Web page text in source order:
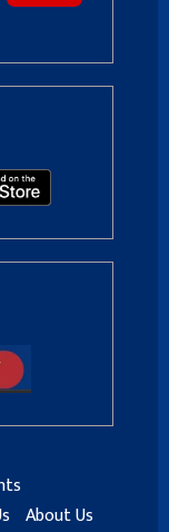
About Us